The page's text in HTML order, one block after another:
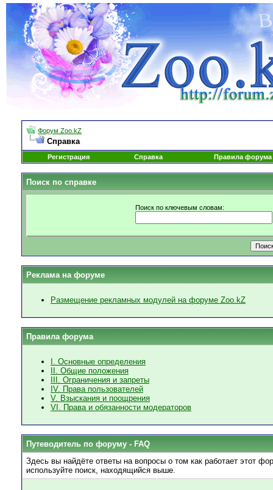
Форум Zoo.kZ
Справка
Регистрация Справка Правила форума
Поиск по справке
Поиск по ключевым словам:
Реклама на форуме
Размещение рекламных модулей на форуме Zoo.kZ
Правила форума
I. Основные определения
II. Общие положения
III. Ограничения и запреты
IV. Права пользователей
V. Взыскания и поощрения
VI. Права и обязанности модераторов
Путеводитель по форуму - FAQ
Здесь вы найдёте ответы на вопросы о том как работает этот
используйте поиск, находящийся выше.